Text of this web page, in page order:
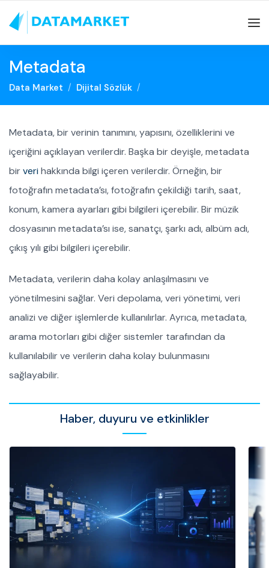
Metadata
Data Market Dijital Sözlük
Metadata, bir verinin tanımını, yapısını, özelliklerini ve
içeriğini açıklayan verilerdir. Başka bir deyişle, metadata
birverihakkında bilgi içeren verilerdir. Örneğin, bir
fotoğrafın metadata’sı, fotoğrafın çekildiği tarih, saat,
konum, kamera ayarları gibi bilgileri içerebilir. Bir müzik
dosyasının metadata’sı ise, sanatçı, şarkı adı, albüm adı,
çıkış yılı gibi bilgileri içerebilir.
Metadata, verilerin daha kolay anlaşılmasını ve
yönetilmesini sağlar. Veri depolama, veri yönetimi, veri
analizi ve diğer işlemlerde kullanılırlar. Ayrıca, metadata,
arama motorları gibi diğer sistemler tarafından da
kullanılabilir ve verilerin daha kolay bulunmasını
sağlayabilir.
Haber, duyuru ve etkinlikler